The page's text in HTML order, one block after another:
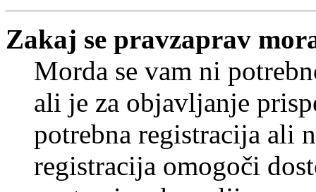
Zakaj se pravzaprav
Morda se vam ni
ali je za objavljanje
potrebna registracija ali
registracija omogoči